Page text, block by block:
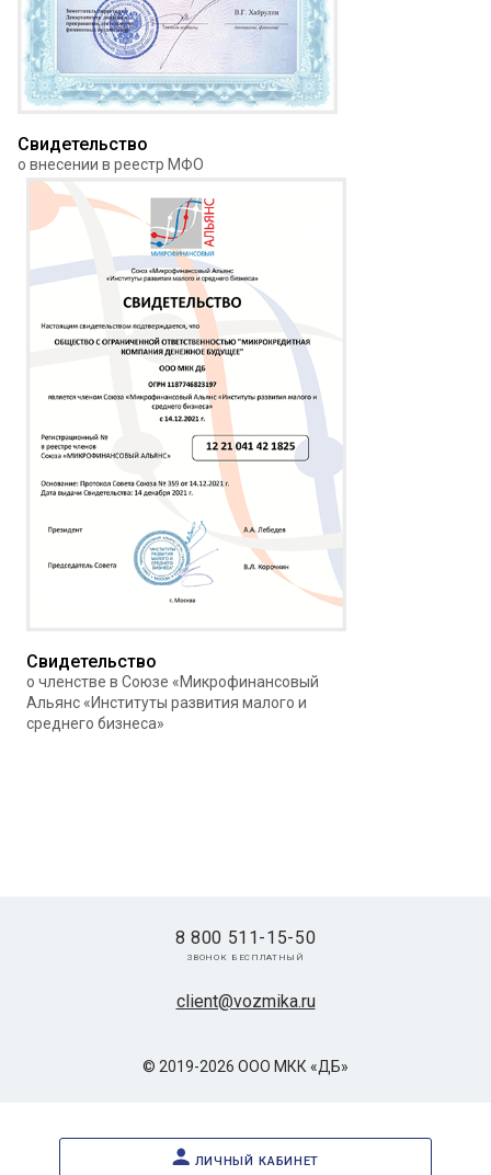
Свидетельство
о внесении в реестр МФО
Свидетельство
о членстве в Союзе «Микрофинансовый
Альянс «Институты развития малого и
среднего бизнеса»
© 2019-2026 ООО МКК «ДБ»
client@vozmika.ru
8 800 511-15-50
звонок бесплатный
личный кабинет